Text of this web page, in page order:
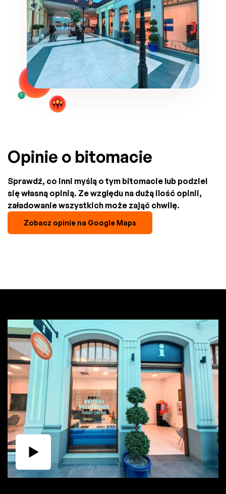
Opinie o bitomacie
Sprawdź, co inni myślą o tym bitomacie lub podziel
się własną opinią. Ze względu na dużą ilość opinii,
załadowanie wszystkich może zająć chwilę.
Zobacz opinie na Google Maps